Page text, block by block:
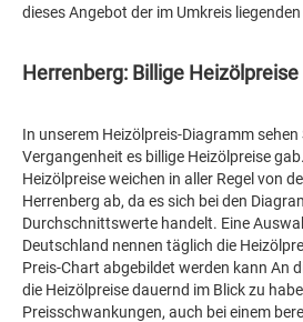
dieses Angebot der im Umkreis
Herrenberg: Billige Heizölpreise
In unserem Heizölpreis-Diagramm sehen
Vergangenheit es billige Heizölpreise
Heizölpreise weichen in aller Regel von
Herrenberg ab, da es sich bei den
Durchschnittswerte handelt. Eine
Deutschland nennen täglich die
Preis-Chart abgebildet werden kann An
die Heizölpreise dauernd im Blick zu
Preisschwankungen, auch bei einem